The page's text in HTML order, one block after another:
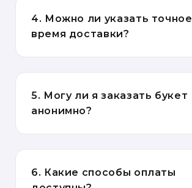
4. Можно ли указать точное
время доставки?
5. Могу ли я заказать букет
анонимно?
6. Какие способы оплаты